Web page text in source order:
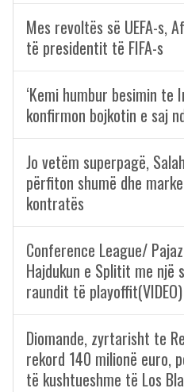
Mes revoltës së UEFA-s,
të presidentit të FIFA-s
‘Kemi humbur besimin te
konfirmon bojkotin e saj
Jo vetëm superpagë,
përfiton shumë dhe
kontratës
Conference League/
Hajdukun e Splitit me
raundit të playoffit(VIDEO)
Diomande, zyrtarisht te
rekord 140 milionë euro,
të kushtueshme të Los